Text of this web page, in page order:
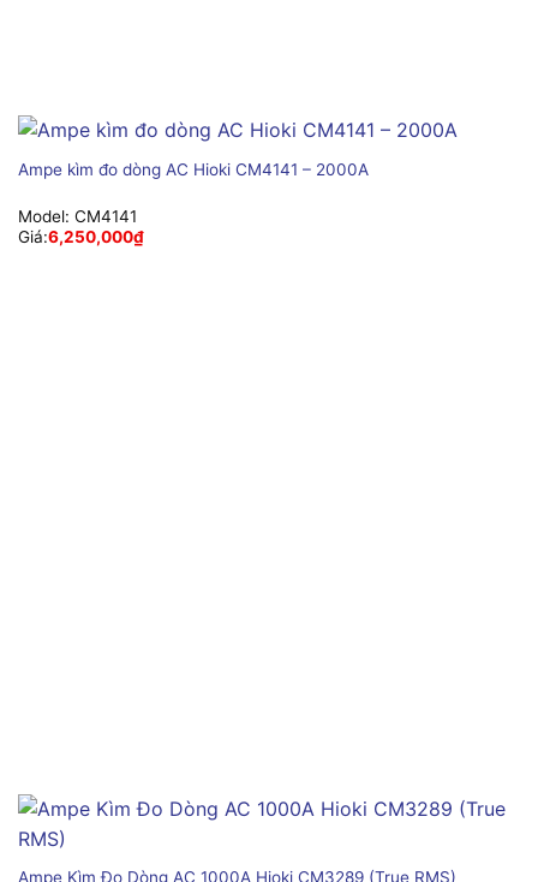
Ampe kìm đo dòng AC Hioki CM4141 – 2000A
Model: CM4141
Giá:6,250,000₫
Ampe Kìm Đo Dòng AC 1000A Hioki CM3289 (True RMS)